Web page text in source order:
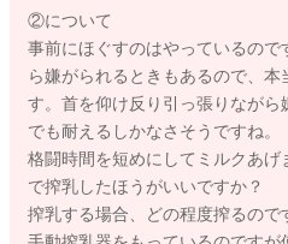
それでもダメな時には、ミルクへ
ますよ。
10分ほど格闘をされていたら、
に思いますよ。
よかったら参考になさってみてく
どうぞよろしくお願いします。
②について
事前にほぐすのはやっているの
ら嫌がられるときもあるので、
す。首を仰け反り引っ張りながら
でも耐えるしかなさそうですね。
格闘時間を短めにしてミルクあ
で搾乳したほうがいいですか？
搾乳する場合、どの程度搾るので